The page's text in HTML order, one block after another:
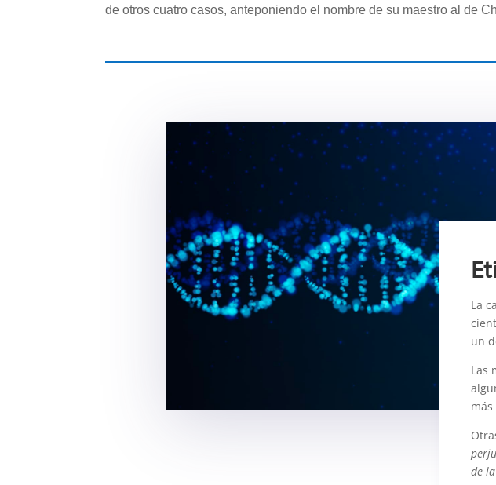
de otros cuatro casos, anteponiendo el nombre de su maestro al de
La
un
Las
de